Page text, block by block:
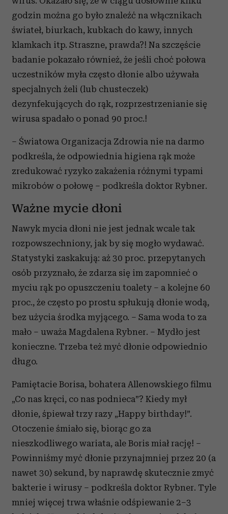
godzin można go było znaleźć na włącznikach
świateł, biurkach, kubkach do kawy, innych
klamkach itp. Straszne, prawda?! Na szczęście
badanie pokazało również, że jeśli choć połowa
uczestników myła często dłonie albo używała
specjalnych żeli (lub chusteczek)
dezynfekujących do rąk, rozprzestrzenianie się
wirusa spadało o ponad 90 proc.!
– Światowa Organizacja Zdrowia nie na darmo
podkreśla, że odpowiednia higiena rąk może
zredukować ryzyko zakażenia różnymi typami
mikrobów o połowę – podkreśla doktor Rybner.
Ważne mycie dłoni
Nawyk mycia dłoni nie jest jednak wcale tak
rozpowszechniony, jak by się mogło wydawać.
Statystyki zaskakują: aż 30 proc. przepytanych
osób przyznało, że zdarza się im zapomnieć o
myciu rąk po opuszczeniu toalety – a kolejne 60
proc., że często po prostu spłukują dłonie wodą,
bez użycia środka myjącego. – Sama woda to za
mało – uważa Magdalena Rybner. – Mydło jest
konieczne. Trzeba też myć dłonie odpowiednio
długo.
Pamiętacie Borisa, bohatera Allenowskiego filmu
„Co nas kręci, co nas podnieca”? Kiedy mył
dłonie, śpiewał trzy razy „Happy birthday!”.
Otoczenie śmiało się, biorąc go za
nieszkodliwego wariata, ale Boris miał rację! –
Powinniśmy myć dłonie przynajmniej przez 20 (a
nawet 30) sekund, by naprawdę skutecznie zmyć
bakterie i wirusy – podkreśla doktor Rybner. Tyle
mniej więcej trwa właśnie odśpiewanie 2–3